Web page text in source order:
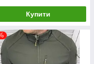
Купити